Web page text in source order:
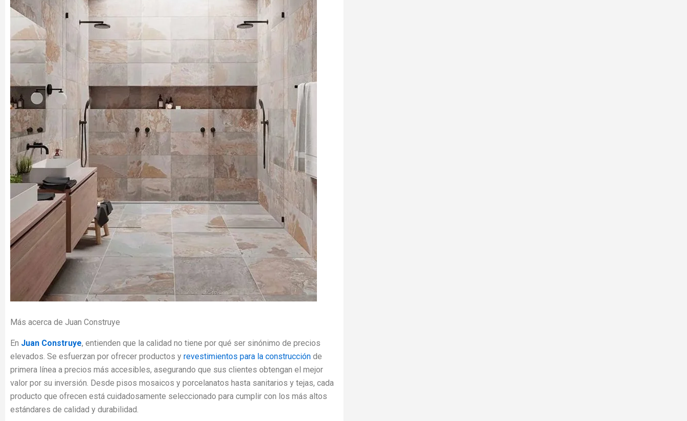
Más acerca de Juan Construye
En Juan Construye, entienden que la calidad no tiene por qué ser sinónimo de precios
elevados. Se esfuerzan por ofrecer productos y revestimientos para la construcción de
primera línea a precios más accesibles, asegurando que sus clientes obtengan el mejor
valor por su inversión. Desde pisos mosaicos y porcelanatos hasta sanitarios y tejas, cada
producto que ofrecen está cuidadosamente seleccionado para cumplir con los más altos
estándares de calidad y durabilidad.